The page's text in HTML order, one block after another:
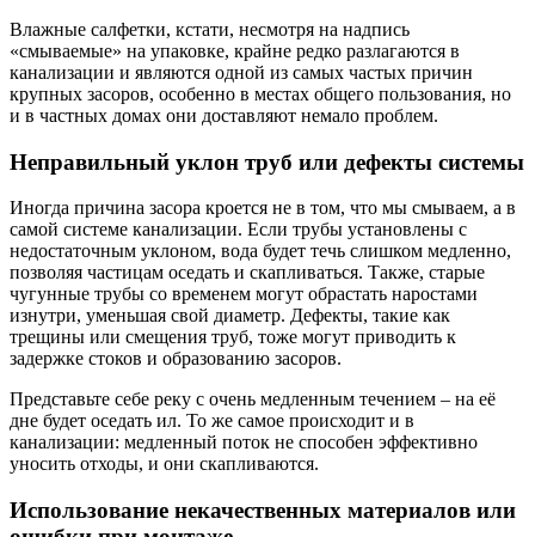
Влажные салфетки, кстати, несмотря на надпись
«смываемые» на упаковке, крайне редко разлагаются в
канализации и являются одной из самых частых причин
крупных засоров, особенно в местах общего пользования, но
и в частных домах они доставляют немало проблем.
Неправильный уклон труб или дефекты системы
Иногда причина засора кроется не в том, что мы смываем, а в
самой системе канализации. Если трубы установлены с
недостаточным уклоном, вода будет течь слишком медленно,
позволяя частицам оседать и скапливаться. Также, старые
чугунные трубы со временем могут обрастать наростами
изнутри, уменьшая свой диаметр. Дефекты, такие как
трещины или смещения труб, тоже могут приводить к
задержке стоков и образованию засоров.
Представьте себе реку с очень медленным течением – на её
дне будет оседать ил. То же самое происходит и в
канализации: медленный поток не способен эффективно
уносить отходы, и они скапливаются.
Использование некачественных материалов или